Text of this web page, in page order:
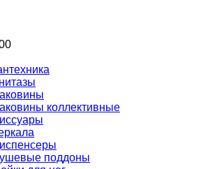
коллективные
поддоны